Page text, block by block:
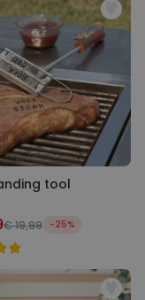
tool
€ 19,99 -25%